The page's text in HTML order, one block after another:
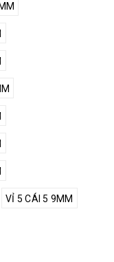
VỈ 5 CÁI 5 9MM